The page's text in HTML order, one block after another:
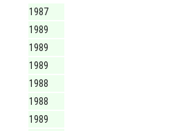
1987
1989
1989
1989
1988
1988
1989